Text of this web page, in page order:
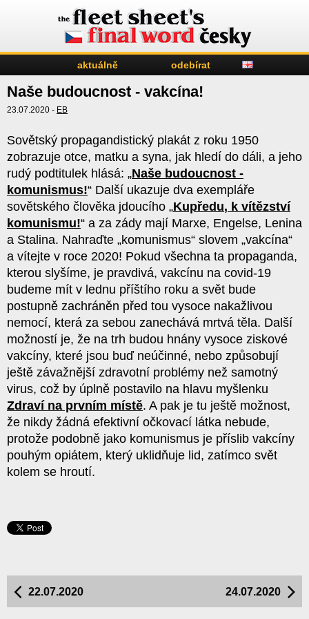
aktuálně odebírat
Naše budoucnost - vakcína!
23.07.2020 - EB
Sovětský propagandistický plakát z roku 1950
zobrazuje otce, matku a syna, jak hledí do dáli, a jeho
rudý podtitulek hlásá: „Naše budoucnost -
komunismus!“ Další ukazuje dva exempláře
sovětského člověka jdoucího „Kupředu, k vítězství
komunismu!“ a za zády mají Marxe, Engelse, Lenina
a Stalina. Nahraďte „komunismus“ slovem „vakcína“
a vítejte v roce 2020! Pokud všechna ta propaganda,
kterou slyšíme, je pravdivá, vakcínu na covid-19
budeme mít v lednu příštího roku a svět bude
postupně zachráněn před tou vysoce nakažlivou
nemocí, která za sebou zanechává mrtvá těla. Další
možností je, že na trh budou hnány vysoce ziskové
vakcíny, které jsou buď neúčinné, nebo způsobují
ještě závažnější zdravotní problémy než samotný
virus, což by úplně postavilo na hlavu myšlenku
Zdraví na prvním místě. A pak je tu ještě možnost,
že nikdy žádná efektivní očkovací látka nebude,
protože podobně jako komunismus je příslib vakcíny
pouhým opiátem, který uklidňuje lid, zatímco svět
kolem se hroutí.
24.07.2020
22.07.2020